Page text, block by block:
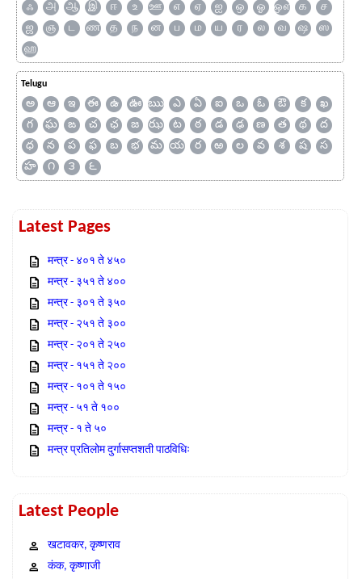
ஃ அ ஆ இ ஈ உ ஊ எ ஏ ஐ ஒ ஓ ஔ க
ச
ஜ
ஞ ட ண த ந ன ப ம ய ர ல வ ஷ
ஸ
ஹ
Telugu
అ ఆ ఇ ఈ ఉ ఊ ఋ ఎ ఏ ఐ ఒ ఓ ఔ క
ఖ
గ
ఘ ఙ చ ఛ జ ఝ ట ఠ డ ఢ ణ త థ
ద
ధ
న ప ఫ బ భ మ య ర ఱ ల వ శ ష
స
హ
౧ ౩ ౬
Latest Pages
मन्त्र - ४०१ ते ४५०
मन्त्र - ३५१ ते ४००
मन्त्र - ३०१ ते ३५०
मन्त्र - २५१ ते ३००
मन्त्र - २०१ ते २५०
मन्त्र - १५१ ते २००
मन्त्र - १०१ ते १५०
मन्त्र - ५१ ते १००
मन्त्र - १ ते ५०
मन्त्र प्रतिलोम दुर्गासप्तशती पाठविधिः
Latest People
खटावकर, कृष्णराव
कंक, कृष्णाजी